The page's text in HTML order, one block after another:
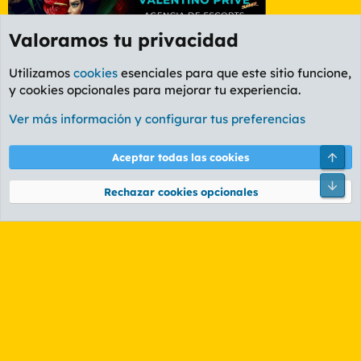
Foro General
Cookies
PL OLDSTYLE AMARILLO
Términos y reglas Política de privacidad Ayuda
Community platform by XenForo® © 2010-2026 XenForo Ltd.
Valoramos tu privacidad
Utilizamos cookies esenciales para que este sitio funcione,
y cookies opcionales para mejorar tu experiencia.
Ver más información y configurar tus preferencias
Aceptar todas las cookies
Rechazar cookies opcionales
Pie